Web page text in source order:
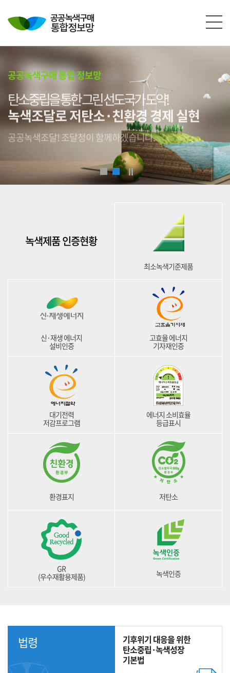
공공녹색구매 통합 정보망
탄소중립을 통한 그린 선도국가 도약!
녹색조달로 저탄소·친환경 경제 실현
공공녹색조달! 조달청이 함께하겠습니다.
녹색제품 인증현황
최소녹색기준제품
신·재생 에너지
설비인증
고효율 에너지
기자재인증
대기전력
저감프로그램
에너지 소비효율
등급표시
환경표지 저탄소
GR
(우수재활용제품)
녹색인증
법령
기후위기 대응을 위한
탄소중립·녹색성장
기본법